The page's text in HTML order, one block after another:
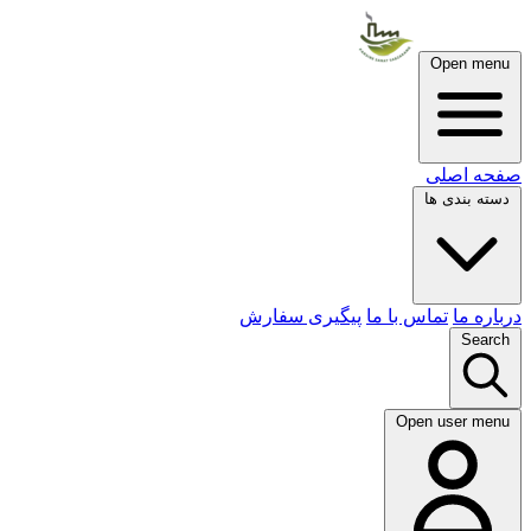
Open menu
صفحه اصلی
دسته بندی ها
درباره ما تماس با ما پیگیری سفارش
Search
Open user menu